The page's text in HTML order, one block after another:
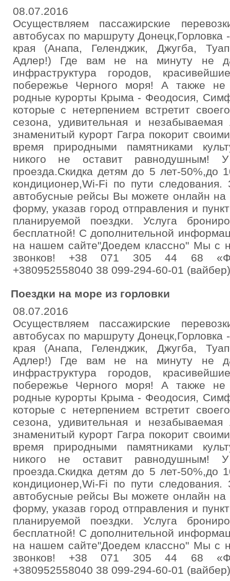
08.07.2016
Осуществляем пассажирские
автобусах по маршруту Донецк,Горловка
края (Анапа, Геленджик, Джугба,
Адлер!) Где вам не на минуту не
инфраструктура городов,
побережье Черного моря! А также не
родные курорты Крыма - Феодосия,
которые с нетерпением встретит
сезона, удивительная и
знаменитый курорт Гагра покорит
время природными памятниками
никого не оставит равнодушным!
проезда.Скидка детям до 5 лет-50%,до
кондиционер,Wi-Fi по пути следования.
автобусные рейсы Вы можете онлайн на
форму, указав город отправления и
планируемой поездки. Услуга
бесплатной! С дополнительной
на нашем сайте"Доедем классно" Мы с
звонков! +38 071 305 44 68
+380952558040 38 099-294-60-01 (вайбер)
Поездки на море из горловки
08.07.2016
Осуществляем пассажирские
автобусах по маршруту Донецк,Горловка
края (Анапа, Геленджик, Джугба,
Адлер!) Где вам не на минуту не
инфраструктура городов,
побережье Черного моря! А также не
родные курорты Крыма - Феодосия,
которые с нетерпением встретит
сезона, удивительная и
знаменитый курорт Гагра покорит
время природными памятниками
никого не оставит равнодушным!
проезда.Скидка детям до 5 лет-50%,до
кондиционер,Wi-Fi по пути следования.
автобусные рейсы Вы можете онлайн на
форму, указав город отправления и
планируемой поездки. Услуга
бесплатной! С дополнительной
на нашем сайте"Доедем классно" Мы с
звонков! +38 071 305 44 68
+380952558040 38 099-294-60-01 (вайбер)